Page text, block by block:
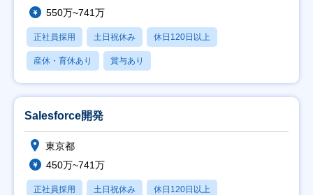
550万~741万
正社員採用 土日祝休み 休日120日以上
産休・育休あり 賞与あり
Salesforce開発
東京都
450万~741万
正社員採用 土日祝休み 休日120日以上